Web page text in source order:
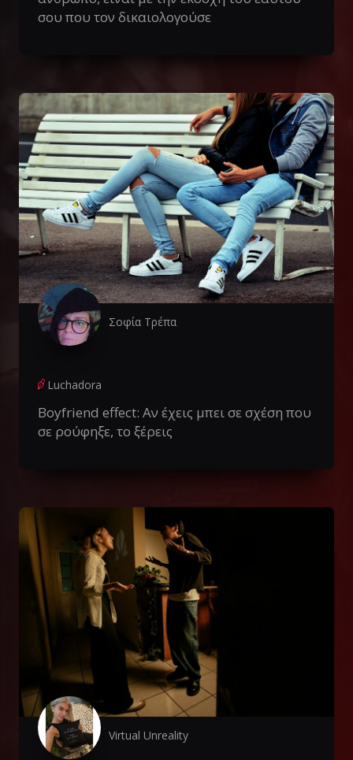
σου που τον δικαιολογούσε
Σοφία Τρέπα
Luchadora
Boyfriend effect: Αν έχεις μπει σε σχέση που
σε ρούφηξε, το ξέρεις
Virtual Unreality